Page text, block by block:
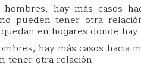
hombres, hay más casos
pueden tener otra
en hogares donde
hay más casos hacia
tener otra relación